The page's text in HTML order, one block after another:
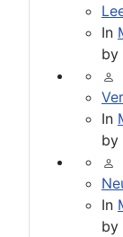
In
by
In
by
In
by